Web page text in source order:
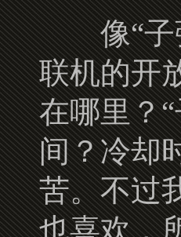
像“子弹
联机的开
在哪里？
间？冷却
苦。不过
也喜欢，